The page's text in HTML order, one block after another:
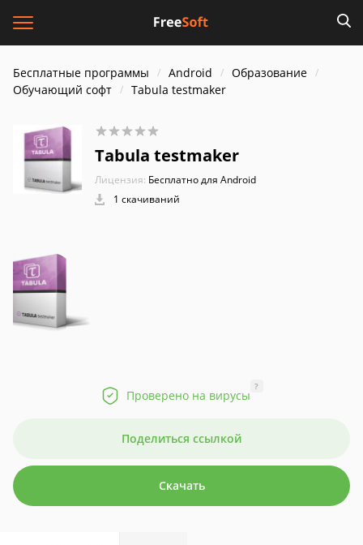
Бесплатные программы Android
Образование
Обучающий софт
Tabula testmaker
Tabula testmaker
Лицензия: Бесплатно для Android
1 скачиваний
Проверено на вирусы
?
Поделиться ссылкой
Скачать